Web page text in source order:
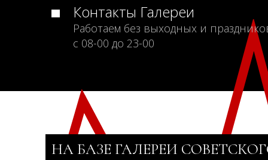
Контакты Галереи
Работаем без выходных и
с 08-00 до 23-00
НА БАЗЕ ГАЛЕРЕИ